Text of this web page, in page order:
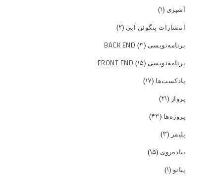
آشپزی (۱)
انتشارات پنگوئن آبی (۲)
برنامه‌نویسی BACK END (۳)
برنامه‌نویسی FRONT END (۱۵)
پادکست‌ها (۱۷)
پرواز (۲۱)
پروژه‌ها (۴۳)
پلیمر (۳)
پیاده‌روی (۱۵)
پیانو(۱)